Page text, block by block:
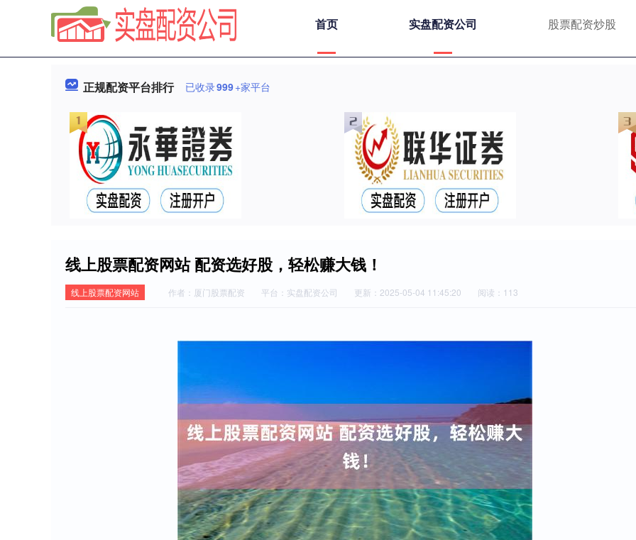
首页 实盘配资公司 股票配资炒股
正规配资平台排行 已收录999+家平台
线上股票配资网站 配资选好股，轻松赚大钱！
线上股票配资网站 作者：厦门股票配资 平台：实盘配资公司 更新：2025-05-04 11:45:20 阅读：113